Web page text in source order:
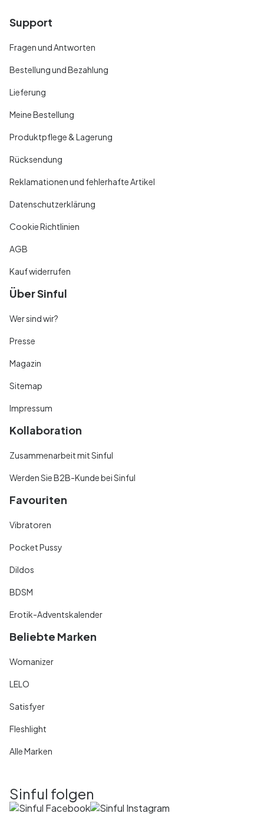
Support
Fragen und Antworten
Bestellung und Bezahlung
Lieferung
Meine Bestellung
Produktpflege & Lagerung
Rücksendung
Reklamationen und fehlerhafte Artikel
Datenschutzerklärung
Cookie Richtlinien
AGB
Kauf widerrufen
Über Sinful
Wer sind wir?
Presse
Magazin
Sitemap
Impressum
Kollaboration
Zusammenarbeit mit Sinful
Werden Sie B2B-Kunde bei Sinful
Favouriten
Vibratoren
Pocket Pussy
Dildos
BDSM
Erotik-Adventskalender
Beliebte Marken
Womanizer
LELO
Satisfyer
Fleshlight
Alle Marken
Sinful folgen